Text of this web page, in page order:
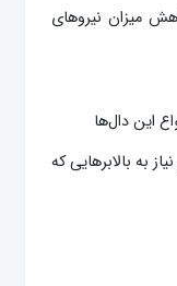
میزان نیروهای
این دال‌ها
به بالابرهایی که